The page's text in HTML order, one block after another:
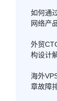
如何通
网络产
外贸
构设计
海外
章故障